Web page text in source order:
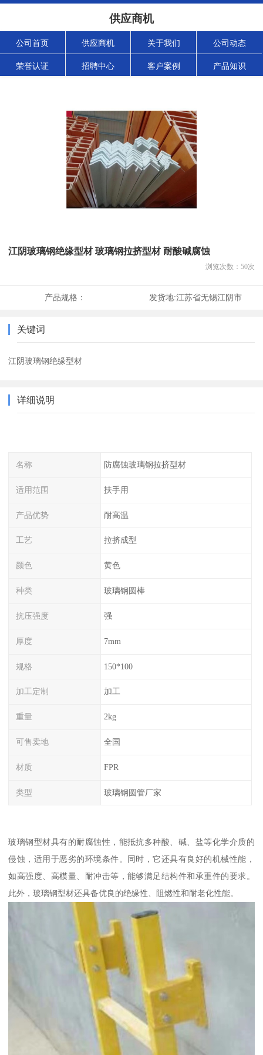
供应商机
公司首页 供应商机 关于我们 公司动态
荣誉认证 招聘中心 客户案例 产品知识
江阴玻璃钢绝缘型材 玻璃钢拉挤型材 耐酸碱腐蚀
浏览次数： 50次
产品规格： 发货地:江苏省无锡江阴市
关键词
江阴玻璃钢绝缘型材
详细说明
名称 防腐蚀玻璃钢拉挤型材
适用范围 扶手用
产品优势 耐高温
工艺 拉挤成型
颜色 黄色
种类 玻璃钢圆棒
抗压强度 强
厚度 7mm
规格 150*100
加工定制 加工
重量 2kg
可售卖地 全国
材质 FPR
类型 玻璃钢圆管厂家
玻璃钢型材具有的耐腐蚀性，能抵抗多种酸、碱、盐等化学介质的
侵蚀，适用于恶劣的环境条件。同时，它还具有良好的机械性能，
如高强度、高模量、耐冲击等，能够满足结构件和承重件的要求。
此外，玻璃钢型材还具备优良的绝缘性、阻燃性和耐老化性能。